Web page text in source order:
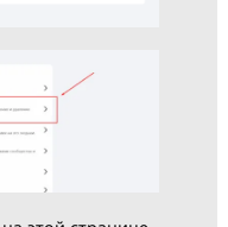
страницы,
переходим в него: